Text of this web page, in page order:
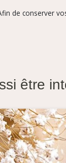
de conserver
être